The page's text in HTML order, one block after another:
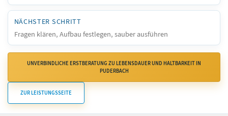
NÄCHSTER SCHRITT
Fragen klären, Aufbau festlegen, sauber ausführen
UNVERBINDLICHE ERSTBERATUNG ZU LEBENSDAUER UND HALTBARKEIT IN
PUDERBACH
ZUR LEISTUNGSSEITE